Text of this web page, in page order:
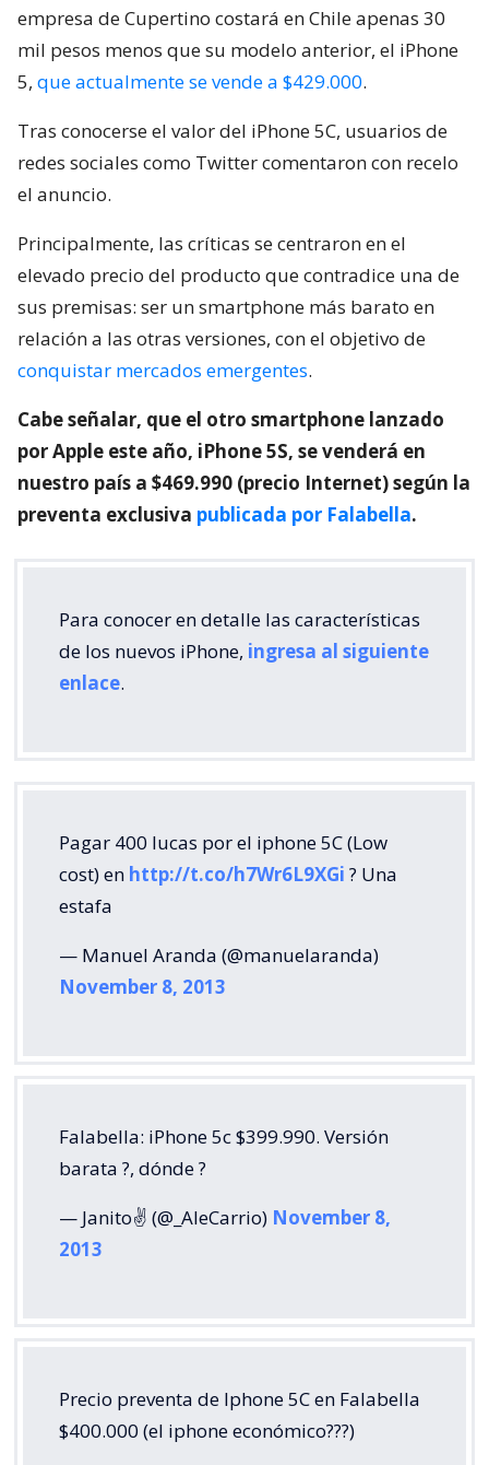
empresa de Cupertino costará en Chile apenas 30
mil pesos menos que su modelo anterior, el iPhone
5, que actualmente se vende a $429.000.
Tras conocerse el valor del iPhone 5C, usuarios de
redes sociales como Twitter comentaron con recelo
el anuncio.
Principalmente, las críticas se centraron en el
elevado precio del producto que contradice una de
sus premisas: ser un smartphone más barato en
relación a las otras versiones, con el objetivo de
conquistar mercados emergentes.
Cabe señalar, que el otro smartphone lanzado
por Apple este año, iPhone 5S, se venderá en
nuestro país a $469.990 (precio Internet) según la
preventa exclusiva publicada por Falabella.
Para conocer en detalle las características
de los nuevos iPhone, ingresa al siguiente
enlace.
Pagar 400 lucas por el iphone 5C (Low
cost) en http://t.co/h7Wr6L9XGi ? Una
estafa
— Manuel Aranda (@manuelaranda)
November 8, 2013
Falabella: iPhone 5c $399.990. Versión
barata ?, dónde ?
— Janito✌ (@_AleCarrio) November 8,
2013
Precio preventa de Iphone 5C en Falabella
$400.000 (el iphone económico???)